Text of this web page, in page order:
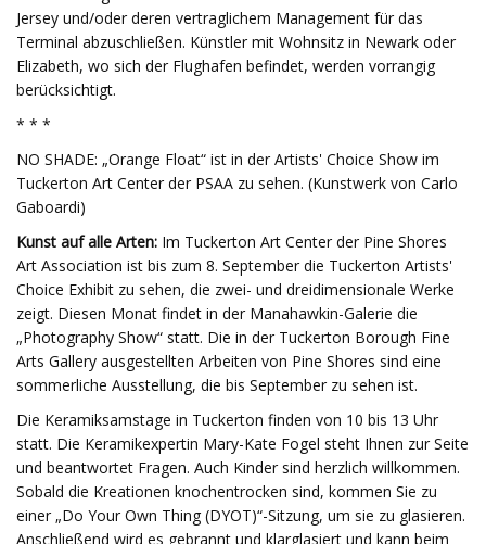
Jersey und/oder deren vertraglichem Management für das
Terminal abzuschließen. Künstler mit Wohnsitz in Newark oder
Elizabeth, wo sich der Flughafen befindet, werden vorrangig
berücksichtigt.
* * *
NO SHADE: „Orange Float“ ist in der Artists' Choice Show im
Tuckerton Art Center der PSAA zu sehen. (Kunstwerk von Carlo
Gaboardi)
Kunst auf alle Arten: Im Tuckerton Art Center der Pine Shores
Art Association ist bis zum 8. September die Tuckerton Artists'
Choice Exhibit zu sehen, die zwei- und dreidimensionale Werke
zeigt. Diesen Monat findet in der Manahawkin-Galerie die
„Photography Show“ statt. Die in der Tuckerton Borough Fine
Arts Gallery ausgestellten Arbeiten von Pine Shores sind eine
sommerliche Ausstellung, die bis September zu sehen ist.
Die Keramiksamstage in Tuckerton finden von 10 bis 13 Uhr
statt. Die Keramikexpertin Mary-Kate Fogel steht Ihnen zur Seite
und beantwortet Fragen. Auch Kinder sind herzlich willkommen.
Sobald die Kreationen knochentrocken sind, kommen Sie zu
einer „Do Your Own Thing (DYOT)“-Sitzung, um sie zu glasieren.
Anschließend wird es gebrannt und klarglasiert und kann beim